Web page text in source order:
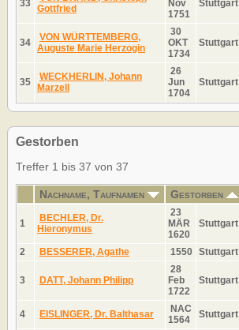
33 Gottfried
Nov
1751
Stuttgart
34
VON WÜRTTEMBERG,
Auguste Marie Herzogin
30
OKT
1734
Stuttgart
35
WECKHERLIN, Johann
Marzell
26
Jun
1704
Stuttgart
Gestorben
Treffer 1 bis 37 von 37
Nachname, Taufnamen Gestorben
1
BECHLER, Dr.
Hieronymus
23
MÄR
1620
Stuttgart
2 BESSERER, Agathe 1550 Stuttgart
3 DATT, Johann Philipp
28
Feb
1722
Stuttgart
4 EISLINGER, Dr. Balthasar
NAC
1564
Stuttgart